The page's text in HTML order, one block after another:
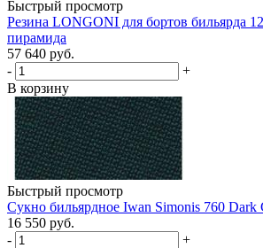
Быстрый просмотр
Резина LONGONI для бортов бильярда
пирамида
57 640 руб.
-
+
В корзину
Быстрый просмотр
Сукно бильярдное Iwan Simonis 760 Dark
16 550 руб.
-
+